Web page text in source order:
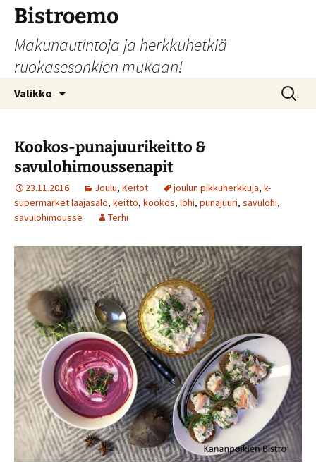
Siirry
sisältöön
Bistroemo
Makunautintoja ja herkkuhetkiä
ruokasesonkien mukaan!
Valikko Haku:
Kookos-punajuurikeitto &
savulohimoussenapit
23.11.2016 Joulu, Keitot joulun pikkuherkkuja, k-
supermarket laajasalo, keitto, kookos, lohi, punajuuri, savulohi,
savulohimousse
Terhi